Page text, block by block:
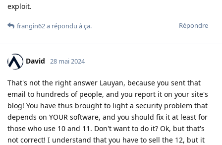
exploit.
Répondre
frangin62a répondu à ça.
David 28 mai 2024
That's not the right answer Lauyan, because you sent that
email to hundreds of people, and you report it on your site's
blog! You have thus brought to light a security problem that
depends on YOUR software, and you should fix it at least for
those who use 10 and 11. Don't want to do it? Ok, but that's
not correct! I understand that you have to sell the 12, but it